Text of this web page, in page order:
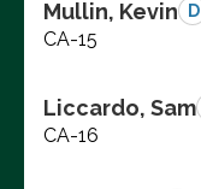
Mullin, Kevin D
CA-15
Liccardo, Sam
CA-16